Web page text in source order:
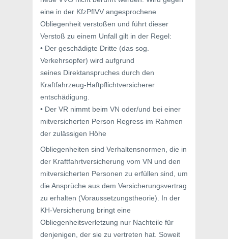
eine in der KfzPflVV angesprochene
Obliegenheit verstoßen und führt dieser
Verstoß zu einem Unfall gilt in der Regel:
• Der geschädigte Dritte (das sog.
Verkehrsopfer) wird aufgrund
seines Direktanspruches durch den
Kraftfahrzeug-Haftpflichtversicherer
entschädigung.
• Der VR nimmt beim VN oder/und bei einer
mitversicherten Person Regress im Rahmen
der zulässigen Höhe
Obliegenheiten sind Verhaltensnormen, die in
der Kraftfahrtversicherung vom VN und den
mitversicherten Personen zu erfüllen sind, um
die Ansprüche aus dem Versicherungsvertrag
zu erhalten (Voraussetzungstheorie). In der
KH-Versicherung bringt eine
Obliegenheitsverletzung nur Nachteile für
denjenigen, der sie zu vertreten hat. Soweit